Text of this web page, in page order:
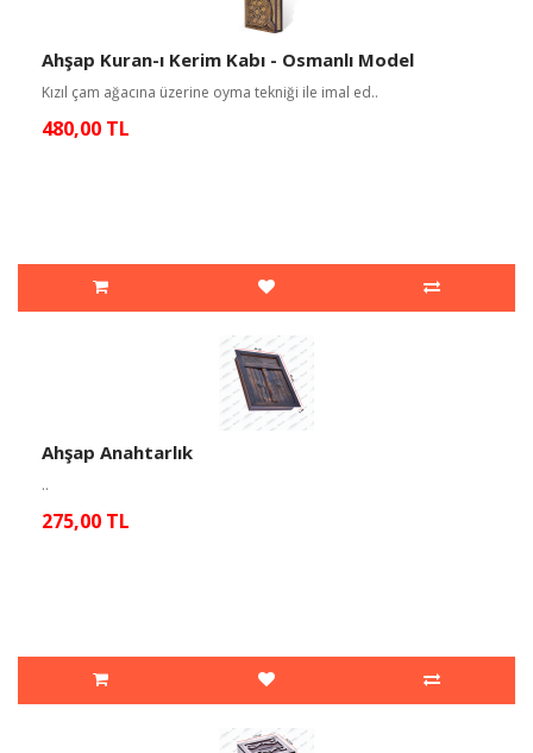
Ahşap Kuran-ı Kerim Kabı - Osmanlı Model
Kızıl çam ağacına üzerine oyma tekniği ile imal ed..
480,00 TL
Ahşap Anahtarlık
..
275,00 TL